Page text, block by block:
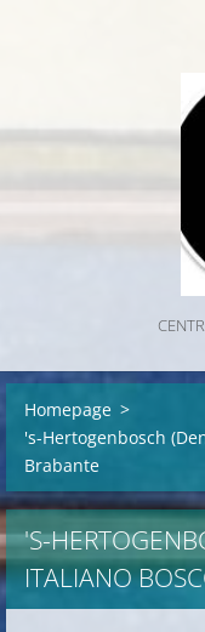
Homepage >
's-Hertogenbosch
Brabante
'S-
ITALIANO